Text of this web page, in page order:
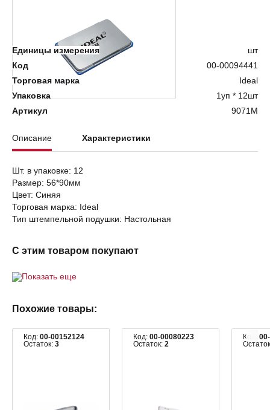
Единицы измерения
шт
Код
00-00094441
Торговая марка
Ideal
Упаковка
1уп * 12шт
Артикул
9071M
Описание Характеристики
Шт. в упаковке: 12
Размер: 56*90мм
Цвет: Синяя
Торговая марка: Ideal
Тип штемпельной подушки: Настольная
С этим товаром покупают
Показать еще
Похожие товары:
Код: 00-00152124
Остаток: 3
Код: 00-00080223
Остаток: 2
Код: